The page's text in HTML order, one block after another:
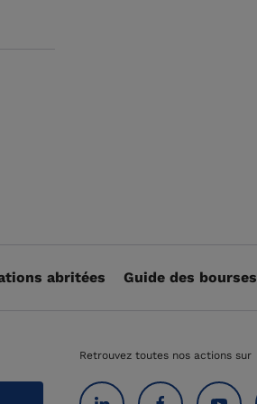
abritées Guide des bourses
Retrouvez toutes nos actions sur